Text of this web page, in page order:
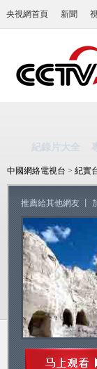
央視網首頁 新聞
紀錄片大全
中國網絡電視台 > 紀實
推薦給其他網友